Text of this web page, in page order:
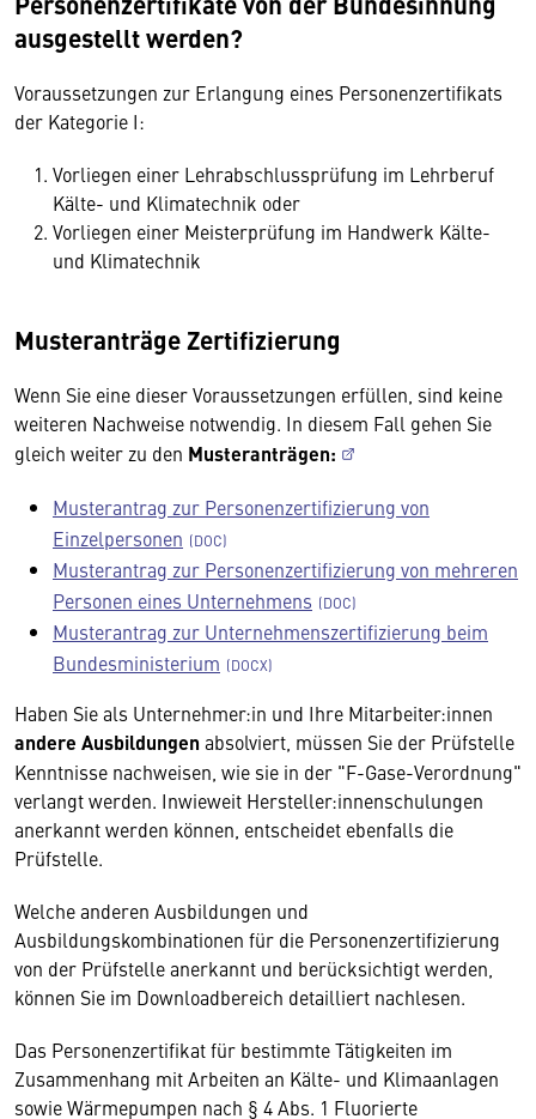
ausgestellt werden?
Voraussetzungen zur Erlangung eines Personenzertifikats
der Kategorie I:
Vorliegen einer Lehrabschlussprüfung im Lehrberuf
Kälte- und Klimatechnik oder
Vorliegen einer Meisterprüfung im Handwerk Kälte-
und Klimatechnik
Musteranträge Zertifizierung
Wenn Sie eine dieser Voraussetzungen erfüllen, sind keine
weiteren Nachweise notwendig. In diesem Fall gehen Sie
gleich weiter zu den Musteranträgen:
Musterantrag zur Personenzertifizierung von
Einzelpersonen
Musterantrag zur Personenzertifizierung von mehreren
Personen eines Unternehmens
Musterantrag zur Unternehmenszertifizierung beim
Bundesministerium
Haben Sie als Unternehmer:in und Ihre Mitarbeiter:innen
andere Ausbildungen absolviert, müssen Sie der Prüfstelle
Kenntnisse nachweisen, wie sie in der "F-Gase-Verordnung"
verlangt werden. Inwieweit Hersteller:innenschulungen
anerkannt werden können, entscheidet ebenfalls die
Prüfstelle.
Welche anderen Ausbildungen und
Ausbildungskombinationen für die Personenzertifizierung
von der Prüfstelle anerkannt und berücksichtigt werden,
können Sie im Downloadbereich detailliert nachlesen.
Das Personenzertifikat für bestimmte Tätigkeiten im
Zusammenhang mit Arbeiten an Kälte- und Klimaanlagen
sowie Wärmepumpen nach § 4 Abs. 1 Fluorierte